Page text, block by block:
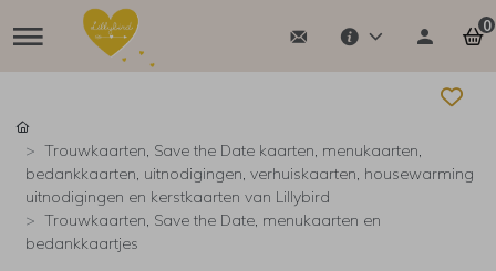
0
Trouwkaarten, Save the Date kaarten, menukaarten,
bedankkaarten, uitnodigingen, verhuiskaarten, housewarming
uitnodigingen en kerstkaarten van Lillybird
Trouwkaarten, Save the Date, menukaarten en
bedankkaartjes